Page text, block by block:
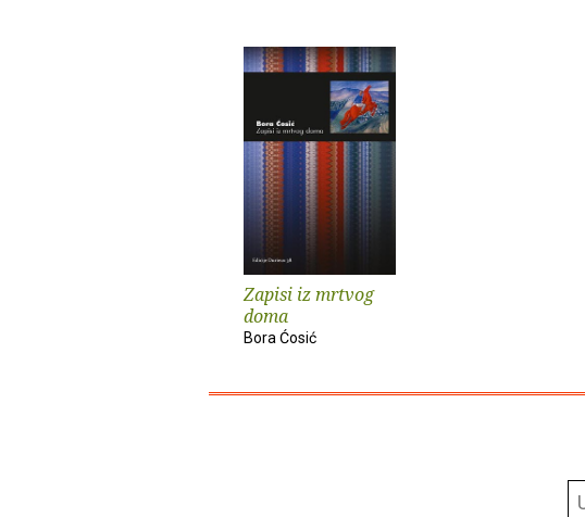
Zapisi iz mrtvog
doma
Bora Ćosić